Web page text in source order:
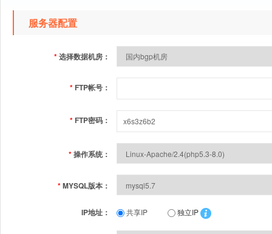
服务器配置
*选择数据机房：
* FTP帐号：
* FTP密码：
*操作系统：
*MYSQL版本：
IP地址： 共享IP 独立IP